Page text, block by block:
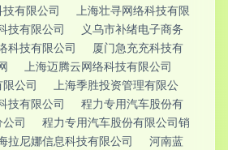
有限公司
上海壮寻网络科技有限
技有限公司
义乌市补绪电子商务
科技有限公司
厦门急充充科技有
上海迈腾云网络科技有限公司
公司
上海季胜投资管理有限公
技有限公司
程力专用汽车股份有
司
程力专用汽车股份有限公司销
拉尼娜信息科技有限公司
河南蓝